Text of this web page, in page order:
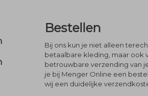
Bestellen
Bij ons kun je niet alleen
betaalbare kleding, maar ook
betrouwbare verzending van
je bij Menger Online een
wij een duidelijke